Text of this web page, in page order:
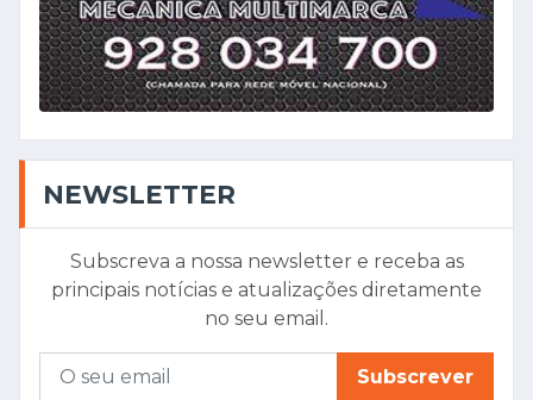
NEWSLETTER
Subscreva a nossa newsletter e receba as
principais notícias e atualizações diretamente
no seu email.
Subscrever